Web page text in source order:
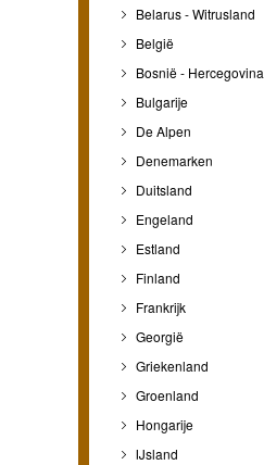
Belarus - Witrusland
België
Bosnië - Hercegovina
Bulgarije
De Alpen
Denemarken
Duitsland
Engeland
Estland
Finland
Frankrijk
Georgië
Griekenland
Groenland
Hongarije
IJsland